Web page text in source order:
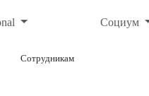
Социум
Сотрудникам